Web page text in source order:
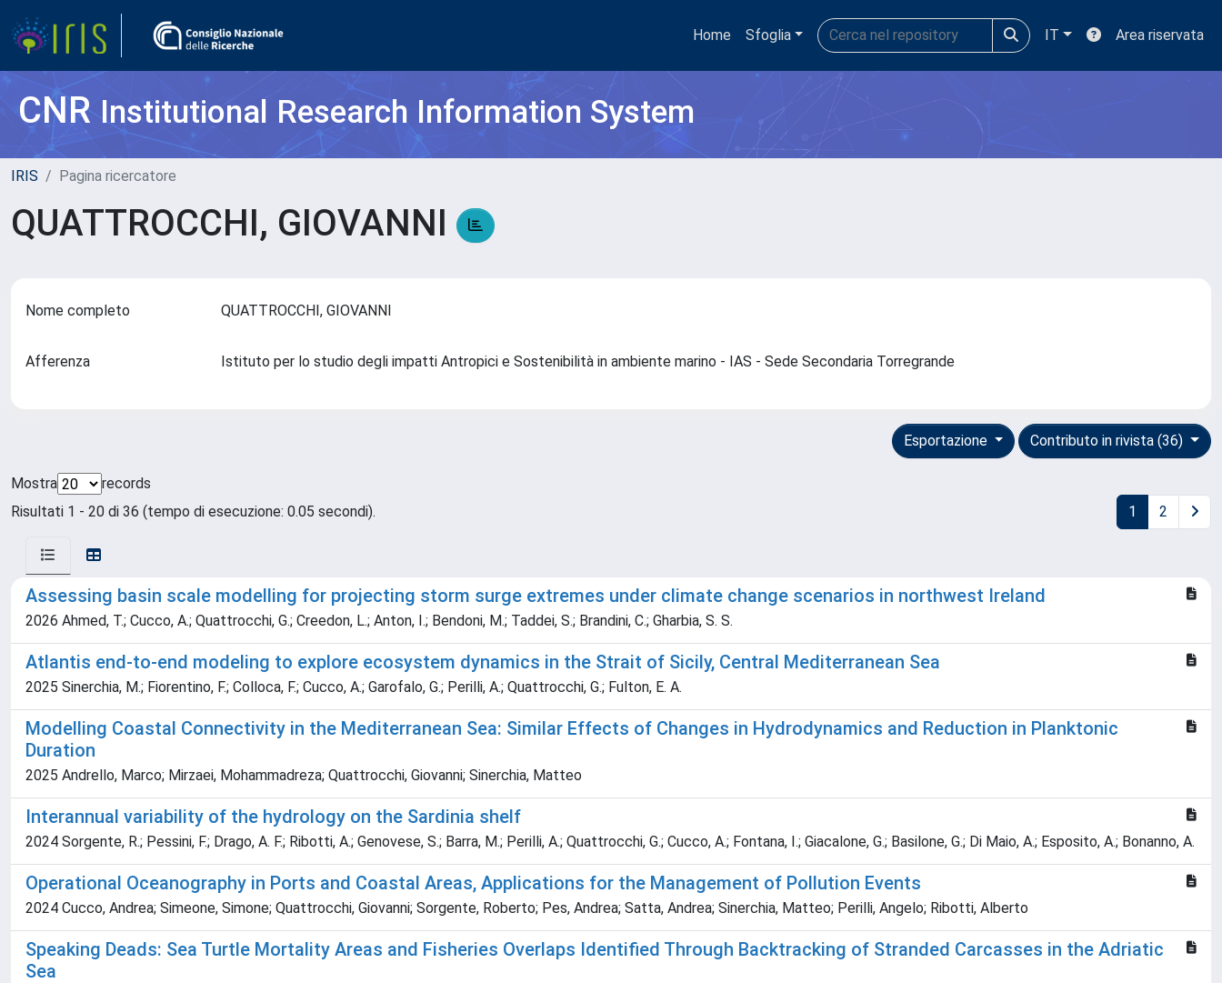
Home Sfoglia IT Area riservata
CNRInstitutional Research Information System
IRIS Pagina ricercatore
QUATTROCCHI, GIOVANNI
Nome completo QUATTROCCHI, GIOVANNI
Afferenza Istituto per lo studio degli impatti Antropici e Sostenibilità in ambiente marino - IAS - Sede Secondaria Torregrande
Contributo in rivista (36)
Esportazione
Mostra
records
Risultati 1 - 20 di 36 (tempo di esecuzione: 0.05 secondi).
1 2
Assessing basin scale modelling for projecting storm surge extremes under climate change scenarios in northwest Ireland
2026 Ahmed, T.; Cucco, A.; Quattrocchi, G.; Creedon, L.; Anton, I.; Bendoni, M.; Taddei, S.; Brandini, C.; Gharbia, S. S.
Atlantis end-to-end modeling to explore ecosystem dynamics in the Strait of Sicily, Central Mediterranean Sea
2025 Sinerchia, M.; Fiorentino, F.; Colloca, F.; Cucco, A.; Garofalo, G.; Perilli, A.; Quattrocchi, G.; Fulton, E. A.
Modelling Coastal Connectivity in the Mediterranean Sea: Similar Effects of Changes in Hydrodynamics and Reduction in Planktonic
Duration
2025 Andrello, Marco; Mirzaei, Mohammadreza; Quattrocchi, Giovanni; Sinerchia, Matteo
Interannual variability of the hydrology on the Sardinia shelf
2024 Sorgente, R.; Pessini, F.; Drago, A. F.; Ribotti, A.; Genovese, S.; Barra, M.; Perilli, A.; Quattrocchi, G.; Cucco, A.; Fontana, I.; Giacalone, G.; Basilone, G.; Di Maio, A.; Esposito, A.; Bonanno, A.
Operational Oceanography in Ports and Coastal Areas, Applications for the Management of Pollution Events
2024 Cucco, Andrea; Simeone, Simone; Quattrocchi, Giovanni; Sorgente, Roberto; Pes, Andrea; Satta, Andrea; Sinerchia, Matteo; Perilli, Angelo; Ribotti, Alberto
Speaking Deads: Sea Turtle Mortality Areas and Fisheries Overlaps Identified Through Backtracking of Stranded Carcasses in the Adriatic
Sea